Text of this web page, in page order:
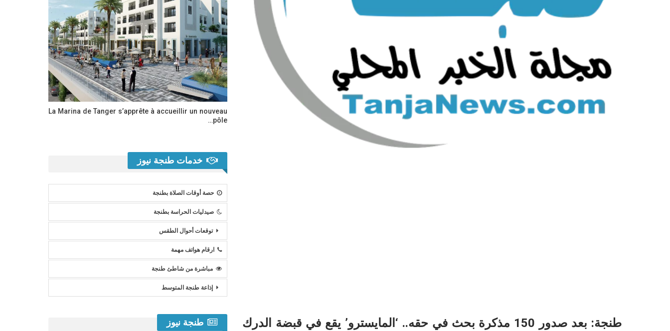
طنجة: بعد صدور 150 مذكرة بحث في حقه.. ‘المايسترو’ يقع في قبضة الدرك
La Marina de Tanger s’apprête à accueillir un nouveau
pôle…
خدمات طنجة نيوز
حصة أوقات الصلاة بطنجة
صيدليات الحراسة بطنجة
توقعات أحوال الطقس
ارقام هواتف مهمة
مباشرة من شاطئ طنجة
إذاعة طنجة المتوسط
طنجة نيوز